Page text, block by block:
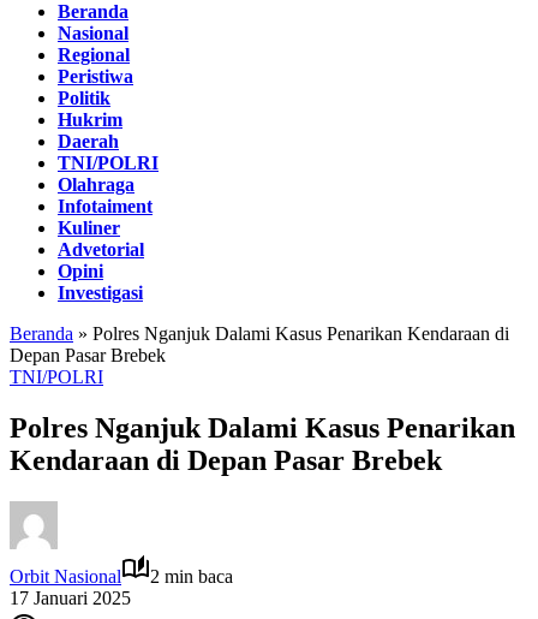
Beranda
Nasional
Regional
Peristiwa
Politik
Hukrim
Daerah
TNI/POLRI
Olahraga
Infotaiment
Kuliner
Advetorial
Opini
Investigasi
Beranda » Polres Nganjuk Dalami Kasus Penarikan Kendaraan di
Depan Pasar Brebek
TNI/POLRI
Polres Nganjuk Dalami Kasus Penarikan
Kendaraan di Depan Pasar Brebek
Orbit Nasional
2 min baca
17 Januari 2025